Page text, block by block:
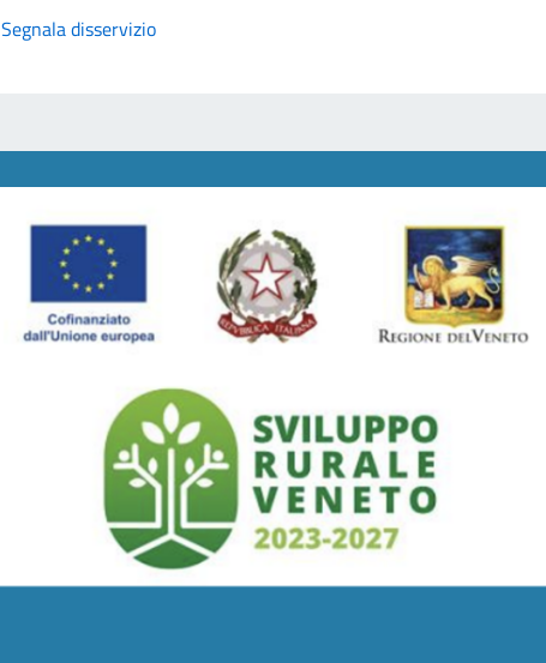
Segnala disservizio